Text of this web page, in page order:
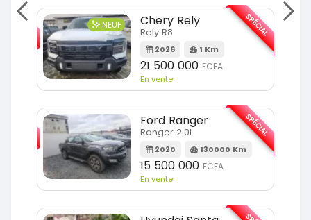
SPÉCIAL NEUF Chery Rely
Rely R8
2026 1 Km
21 500 000 FCFA
En vente
SPÉCIAL
Ford Ranger
Ranger 2.0L
2020 130000 Km
15 500 000 FCFA
En vente
SPÉCIAL